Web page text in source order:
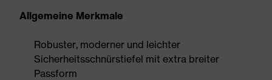
Allgemeine Merkmale
Robuster, moderner und leichter
Sicherheitsschnürstiefel mit extra breiter
Passform